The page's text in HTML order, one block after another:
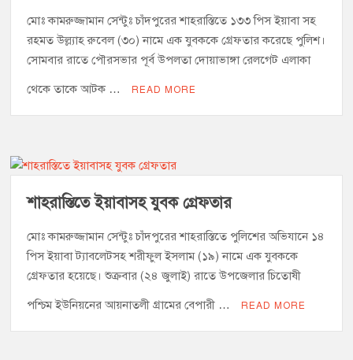
চেক বিতরণ
হাজীগঞ্জ ডিগ্রি কলেজ গভীর শ্রদ্ধার সঙ্গে জুলাই গণঅভ্যুত্থানের সকল
হাজীগঞ্জের যুবধারা সমবায় ক্ষুদ্রঋণ পুনরায় চালু করে মানুষের আমানতের
মোঃ কামরুজ্জামান সেন্টুঃ চাঁদপুরের শাহরাস্তিতে ১৩৩ পিস ইয়াবা সহ
রহমত উল্ল্যাহ রুবেল (৩০) নামে এক যুবককে গ্রেফতার করেছে পুলিশ।
সোমবার রাতে পৌরসভার পূর্ব উপলতা দোয়াভাঙ্গা রেলগেট এলাকা
থেকে তাকে আটক … READ MORE
শাহরাস্তিতে ইয়াবাসহ যুবক গ্রেফতার
মোঃ কামরুজ্জামান সেন্টুঃ চাঁদপুরের শাহরাস্তিতে পুলিশের অভিযানে ১৪
পিস ইয়াবা ট্যাবলেটসহ শরীফুল ইসলাম (১৯) নামে এক যুবককে
গ্রেফতার হয়েছে। শুক্রবার (২৪ জুলাই) রাতে উপজেলার চিতোষী
পশ্চিম ইউনিয়নের আয়নাতলী গ্রামের বেপারী … READ MORE